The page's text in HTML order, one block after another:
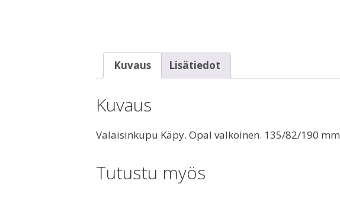
Kuvaus Lisätiedot
Kuvaus
Valaisinkupu Käpy. Opal valkoinen. 135/82/190 mm
Tutustu myös